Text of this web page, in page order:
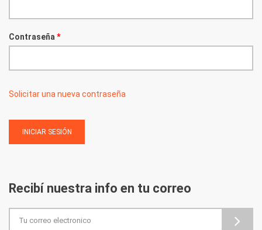
Contraseña*
Solicitar una nueva contraseña
Recibí nuestra info en tu correo